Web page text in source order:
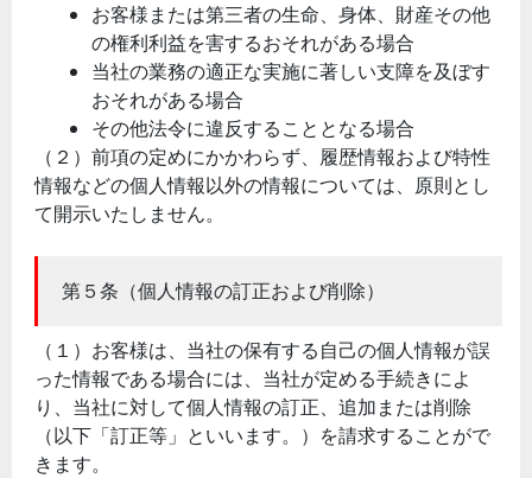
お客様または第三者の生命、身体、財産その他
の権利利益を害するおそれがある場合
当社の業務の適正な実施に著しい支障を及ぼす
おそれがある場合
その他法令に違反することとなる場合
（２）前項の定めにかかわらず、履歴情報および特性
情報などの個人情報以外の情報については、原則とし
て開示いたしません。
第５条（個人情報の訂正および削除）
（１）お客様は、当社の保有する自己の個人情報が誤
った情報である場合には、当社が定める手続きによ
り、当社に対して個人情報の訂正、追加または削除
（以下「訂正等」といいます。）を請求することがで
きます。